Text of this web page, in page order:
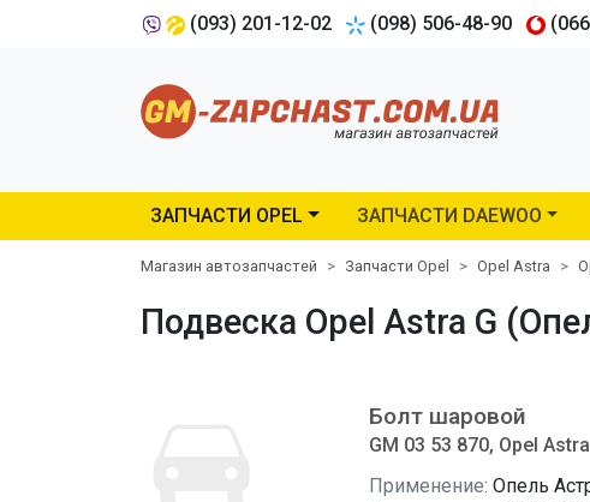
(093) 201-12-02 (098) 506-48-90
ЗАПЧАСТИ OPEL ЗАПЧАСТИ DAEWOO
Магазин автозапчастей Запчасти Opel Opel Astra
Подвеска Opel Astra G
Болт шаровой
GM 03 53 870, Opel
Применение: Опель